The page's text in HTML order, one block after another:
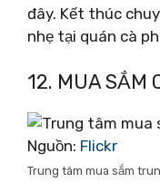
đây. Kết thúc
nhẹ tại quán cà
12. MUA SẮM
Nguồn: Flickr
Trung tâm mua sắm